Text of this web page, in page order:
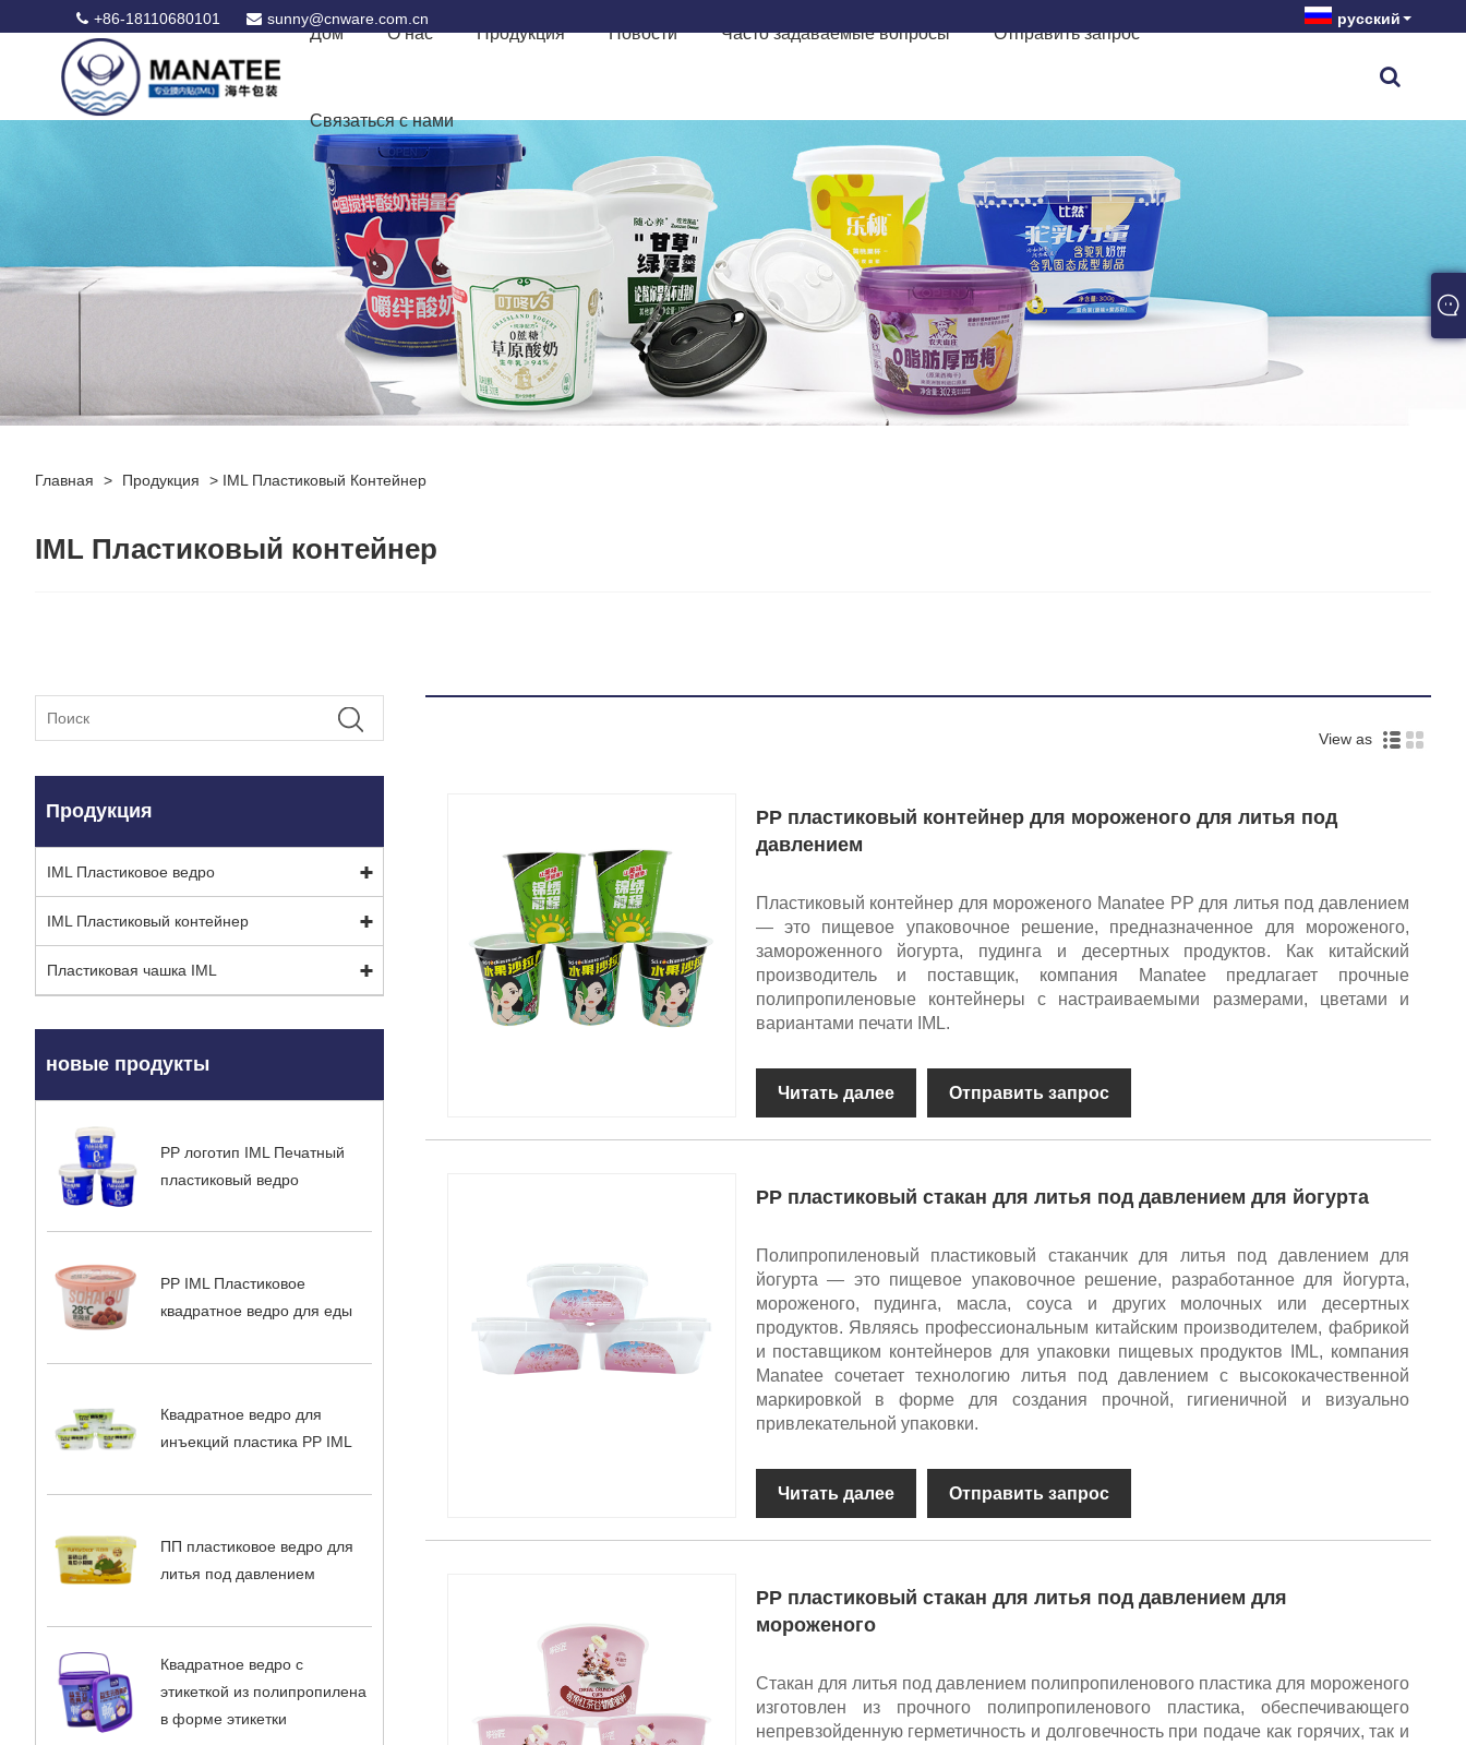
+86-18110680101 sunny@cnware.com.cn русский
Дом О нас Продукция Новости Часто задаваемые вопросы Отправить запрос
Связаться с нами
Главная > Продукция > IML Пластиковый Контейнер
IML Пластиковый контейнер
Продукция
IML Пластиковое ведро
IML Пластиковый контейнер
Пластиковая чашка IML
новые продукты
PP логотип IML Печатный
пластиковый ведро
PP IML Пластиковое
квадратное ведро для еды
Квадратное ведро для
инъекций пластика PP IML
ПП пластиковое ведро для
литья под давлением
Квадратное ведро с
этикеткой из полипропилена
в форме этикетки
View as
PP пластиковый контейнер для мороженого для литья под
давлением
Пластиковый контейнер для мороженого Manatee PP для литья под давлением
— это пищевое упаковочное решение, предназначенное для мороженого,
замороженного йогурта, пудинга и десертных продуктов. Как китайский
производитель и поставщик, компания Manatee предлагает прочные
полипропиленовые контейнеры с настраиваемыми размерами, цветами и
вариантами печати IML.
Читать далее Отправить запрос
PP пластиковый стакан для литья под давлением для йогурта
Полипропиленовый пластиковый стаканчик для литья под давлением для
йогурта — это пищевое упаковочное решение, разработанное для йогурта,
мороженого, пудинга, масла, соуса и других молочных или десертных
продуктов. Являясь профессиональным китайским производителем, фабрикой
и поставщиком контейнеров для упаковки пищевых продуктов IML, компания
Manatee сочетает технологию литья под давлением с высококачественной
маркировкой в ​​форме для создания прочной, гигиеничной и визуально
привлекательной упаковки.
Читать далее Отправить запрос
PP пластиковый стакан для литья под давлением для
мороженого
Стакан для литья под давлением полипропиленового пластика для мороженого
изготовлен из прочного полипропиленового пластика, обеспечивающего
непревзойденную герметичность и долговечность при подаче как горячих, так и